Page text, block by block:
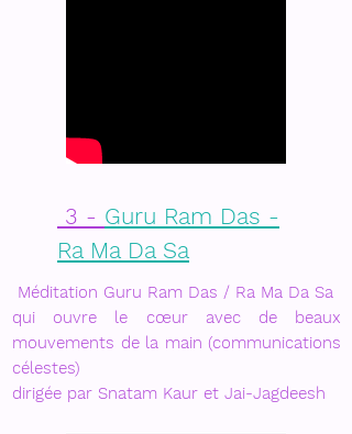
3 - Guru Ram Das -
Ra Ma Da Sa
Méditation Guru Ram Das / Ra Ma Da Sa
qui ouvre le cœur avec de beaux
mouvements de la main (communications
célestes)
dirigée par Snatam Kaur et Jai-Jagdeesh